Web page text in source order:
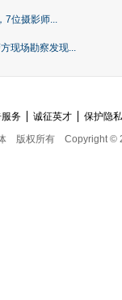
7位摄影师...
现场勘察发现...
服务 诚征英才
保护隐
版权所有 Copyright ©